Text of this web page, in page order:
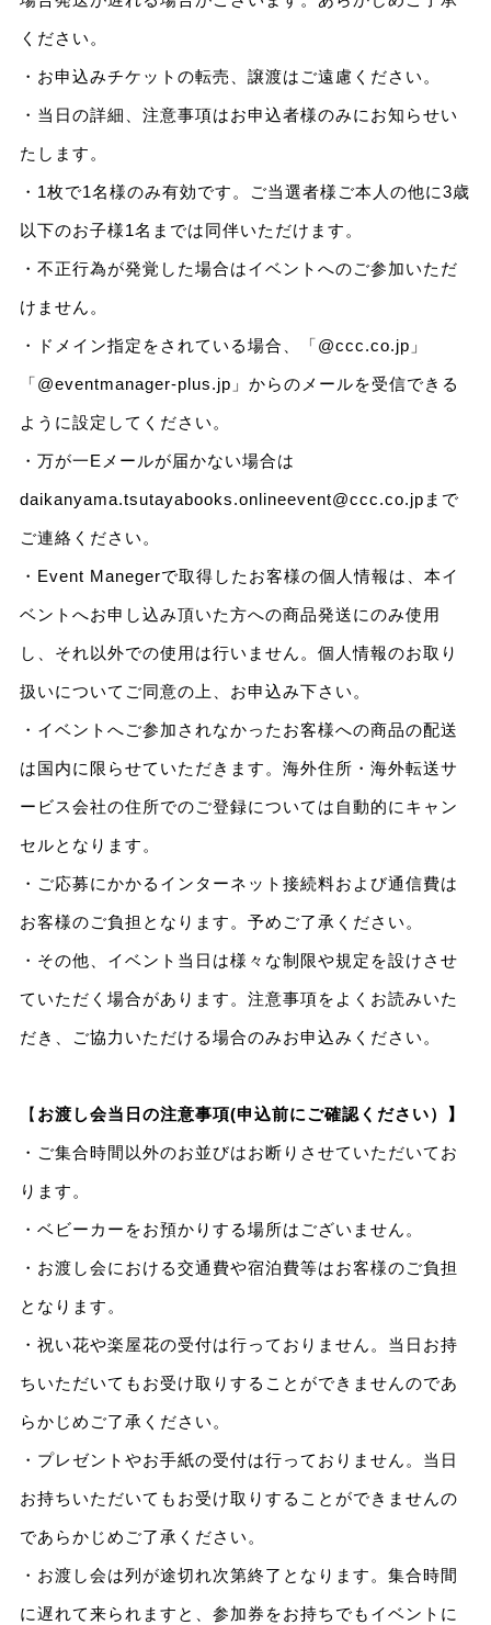
ください。
・お申込みチケットの転売、譲渡はご遠慮ください。
・当日の詳細、注意事項はお申込者様のみにお知らせい
たします。
・1枚で1名様のみ有効です。ご当選者様ご本人の他に3歳
以下のお子様1名までは同伴いただけます。
・不正行為が発覚した場合はイベントへのご参加いただ
けません。
・ドメイン指定をされている場合、「@ccc.co.jp」
「@eventmanager-plus.jp」からのメールを受信できる
ように設定してください。
・万が一Eメールが届かない場合は
daikanyama.tsutayabooks.onlineevent@ccc.co.jpまで
ご連絡ください。
・Event Manegerで取得したお客様の個人情報は、本イ
ベントへお申し込み頂いた方への商品発送にのみ使用
し、それ以外での使用は行いません。個人情報のお取り
扱いについてご同意の上、お申込み下さい。
・イベントへご参加されなかったお客様への商品の配送
は国内に限らせていただきます。海外住所・海外転送サ
ービス会社の住所でのご登録については自動的にキャン
セルとなります。
・ご応募にかかるインターネット接続料および通信費は
お客様のご負担となります。予めご了承ください。
・その他、イベント当日は様々な制限や規定を設けさせ
ていただく場合があります。注意事項をよくお読みいた
だき、ご協力いただける場合のみお申込みください。
【 お渡し会当日の注意事項(申込前にご確認ください）】
・ご集合時間以外のお並びはお断りさせていただいてお
ります。
・ベビーカーをお預かりする場所はございません。
・お渡し会における交通費や宿泊費等はお客様のご負担
となります。
・祝い花や楽屋花の受付は行っておりません。当日お持
ちいただいてもお受け取りすることができませんのであ
らかじめご了承ください。
・プレゼントやお手紙の受付は行っておりません。当日
お持ちいただいてもお受け取りすることができませんの
であらかじめご了承ください。
・お渡し会は列が途切れ次第終了となります。集合時間
に遅れて来られますと、参加券をお持ちでもイベントに